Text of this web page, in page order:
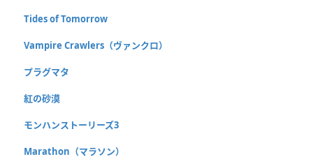
Tides of Tomorrow
Vampire Crawlers（ヴァンクロ）
プラグマタ
紅の砂漠
モンハンストーリーズ3
Marathon（マラソン）